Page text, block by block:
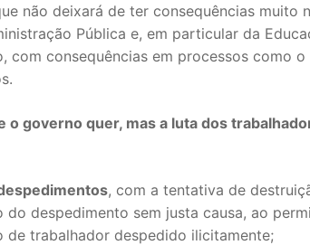
não deixará de ter consequências muito
Pública e, em particular da
com consequências em processos como
o governo quer, mas a luta dos
, com a tentativa de
do despedimento sem justa causa, ao
de trabalhador despedido ilicitamente;